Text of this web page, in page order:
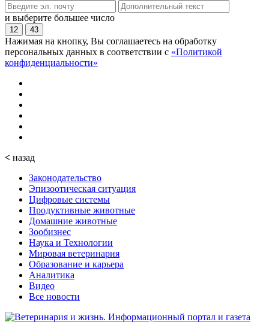
и выберите большее число
12 43
Нажимая на кнопку, Вы соглашаетесь на обработку
персональных данных в соответствии с «Политикой
конфиденциальности»
< назад
Законодательство
Эпизоотическая ситуация
Цифровые системы
Продуктивные животные
Домашние животные
Зообизнес
Наука и Технологии
Мировая ветеринария
Образование и карьера
Аналитика
Видео
Все новости